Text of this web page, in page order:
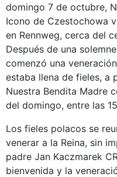
domingo 7 de octubre,
Icono de Czestochowa
en Rennweg, cerca del
Después de una
comenzó una
estaba llena de fieles, a
Nuestra Bendita Madre
del domingo, entre las
Los fieles polacos se
venerar a la Reina, sin
padre Jan Kaczmarek
bienvenida y la